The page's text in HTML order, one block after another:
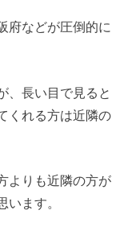
府などが圧倒的に
、長い目で見ると
くれる方は近隣の
よりも近隣の方が
います。